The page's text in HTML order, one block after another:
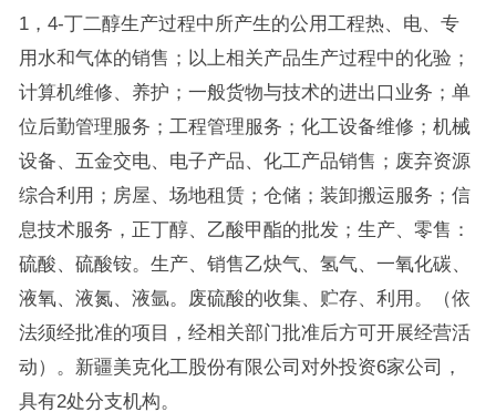
1，4-丁二醇生产过程中所产生的公用工程热、电、专
用水和气体的销售；以上相关产品生产过程中的化验；
计算机维修、养护；一般货物与技术的进出口业务；单
位后勤管理服务；工程管理服务；化工设备维修；机械
设备、五金交电、电子产品、化工产品销售；废弃资源
综合利用；房屋、场地租赁；仓储；装卸搬运服务；信
息技术服务，正丁醇、乙酸甲酯的批发；生产、零售：
硫酸、硫酸铵。生产、销售乙炔气、氢气、一氧化碳、
液氧、液氮、液氩。废硫酸的收集、贮存、利用。（依
法须经批准的项目，经相关部门批准后方可开展经营活
动）。新疆美克化工股份有限公司对外投资6家公司，
具有2处分支机构。